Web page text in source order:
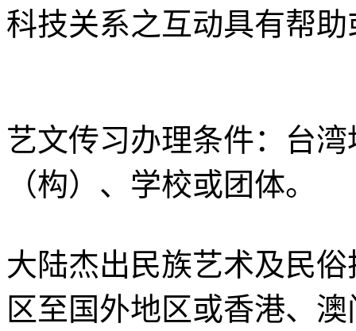
科技关系之互动具有帮
艺文传习办理条件：台
（构）、学校或团体。
大陆杰出民族艺术及民
区至国外地区或香港、